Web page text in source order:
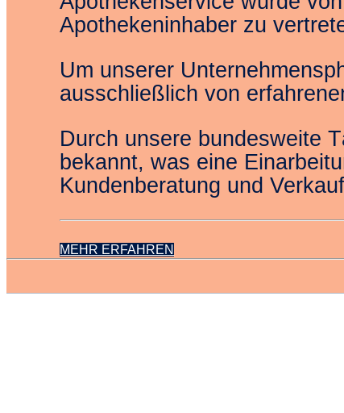
Apothekeninhaber zu
Um unserer
ausschließlich von
Durch unsere bundesweite
bekannt, was eine
Kundenberatung und
MEHR ERFAHREN